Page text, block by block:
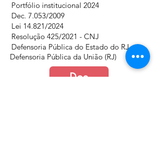
Portfólio institucional 2024
Dec. 7.053/2009
Lei 14.821/2024
Resolução 425/2021 - CNJ
Defensoria Pública do Estado do RJ
Defensoria Pública da União (RJ)
Doe